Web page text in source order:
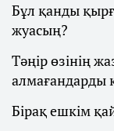
Бұл қанды
жуасың?
Тәңір өзінің
алмағандарды
Бірақ ешкім